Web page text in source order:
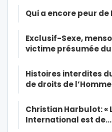
Qui a encore peur
Exclusif-Sexe,
victime présumée
Histoires interdites
de droits de
Christian Harbulot: «
International est de…